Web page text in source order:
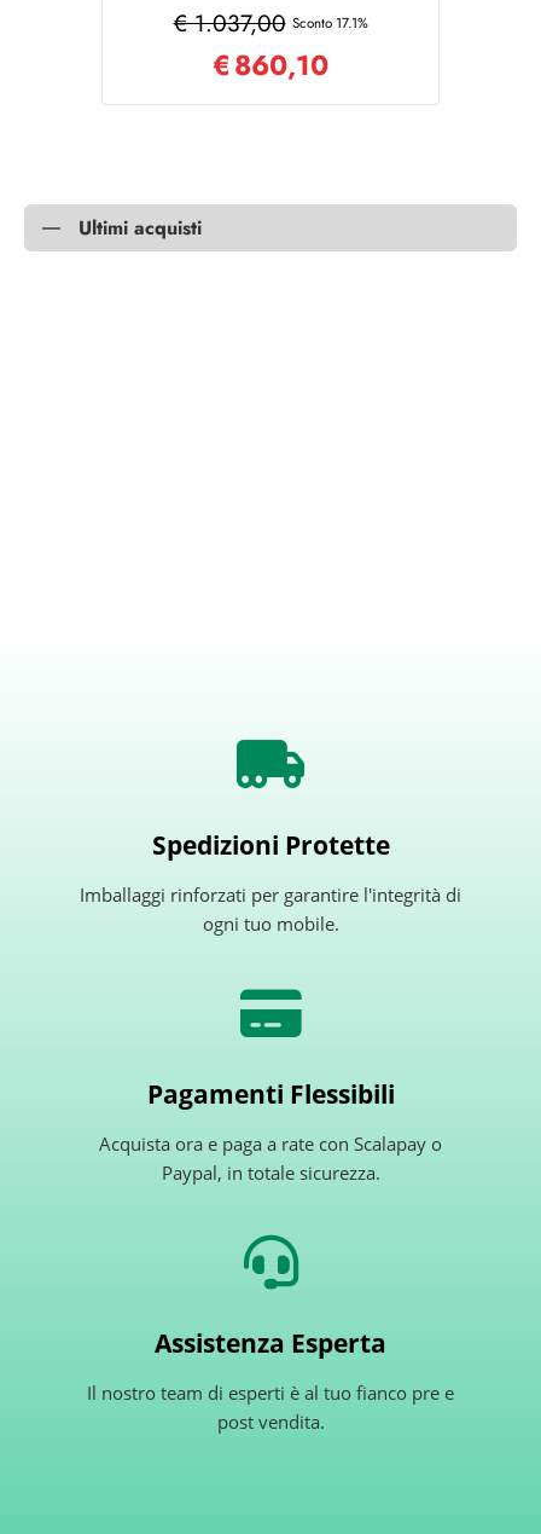
€ 1.037,00 Sconto 17.1%
€860,10
Ultimi acquisti
Spedizioni Protette
Imballaggi rinforzati per garantire l'integrità di
ogni tuo mobile.
Pagamenti Flessibili
Acquista ora e paga a rate con Scalapay o
Paypal, in totale sicurezza.
Assistenza Esperta
Il nostro team di esperti è al tuo fianco pre e
post vendita.